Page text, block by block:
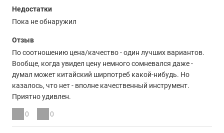
Недостатки
Пока не обнаружил
Отзыв
По соотношению цена/качество - один лучших вариантов.
Вообще, когда увидел цену немного сомневался даже -
думал может китайский ширпотреб какой-нибудь. Но
казалось, что нет - вполне качественный инструмент.
Приятно удивлен.
0 0